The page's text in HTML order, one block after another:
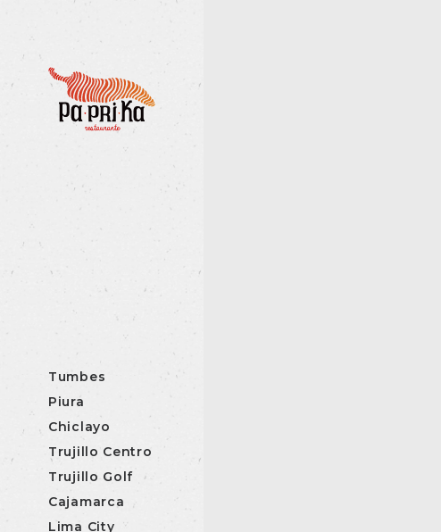
Tumbes
Piura
Chiclayo
Trujillo Centro
Trujillo Golf
Cajamarca
Lima City